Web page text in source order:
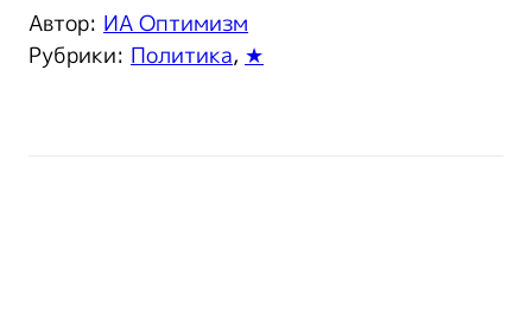
Автор: ИА Оптимизм
Рубрики: Политика, ★